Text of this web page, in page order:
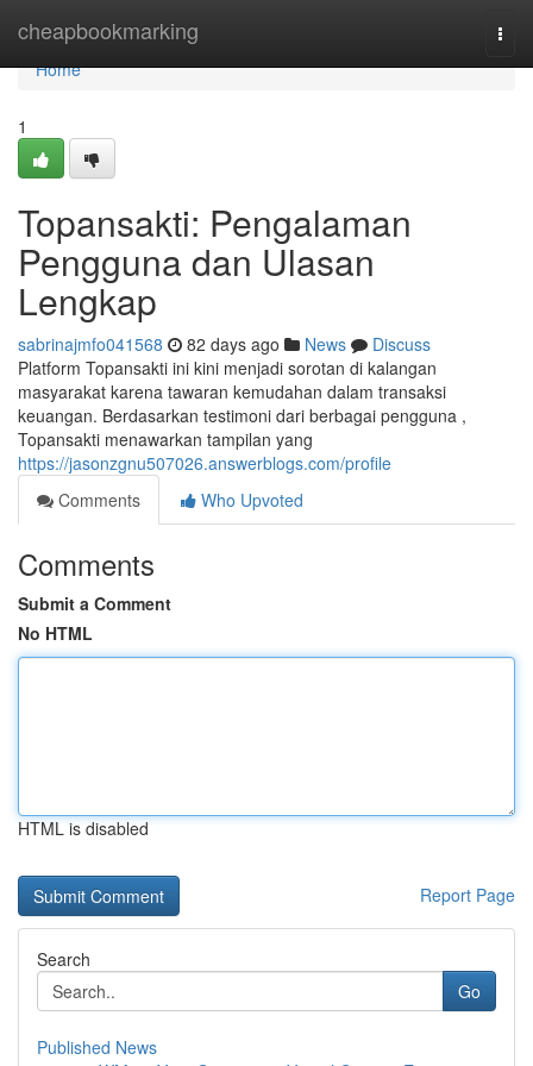
cheapbookmarking
Home
Home
1
Topansakti: Pengalaman
Pengguna dan Ulasan
Lengkap
sabrinajmfo041568 82 days ago News
Discuss
Platform Topansakti ini kini menjadi sorotan di kalangan
masyarakat karena tawaran kemudahan dalam transaksi
keuangan. Berdasarkan testimoni dari berbagai pengguna ,
Topansakti menawarkan tampilan yang
https://jasonzgnu507026.answerblogs.com/profile
Comments
Who Upvoted
Comments
Submit a Comment
No HTML
HTML is disabled
Report Page
Search
Go
Published News